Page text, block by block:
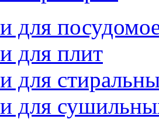
для
для плит
для
для